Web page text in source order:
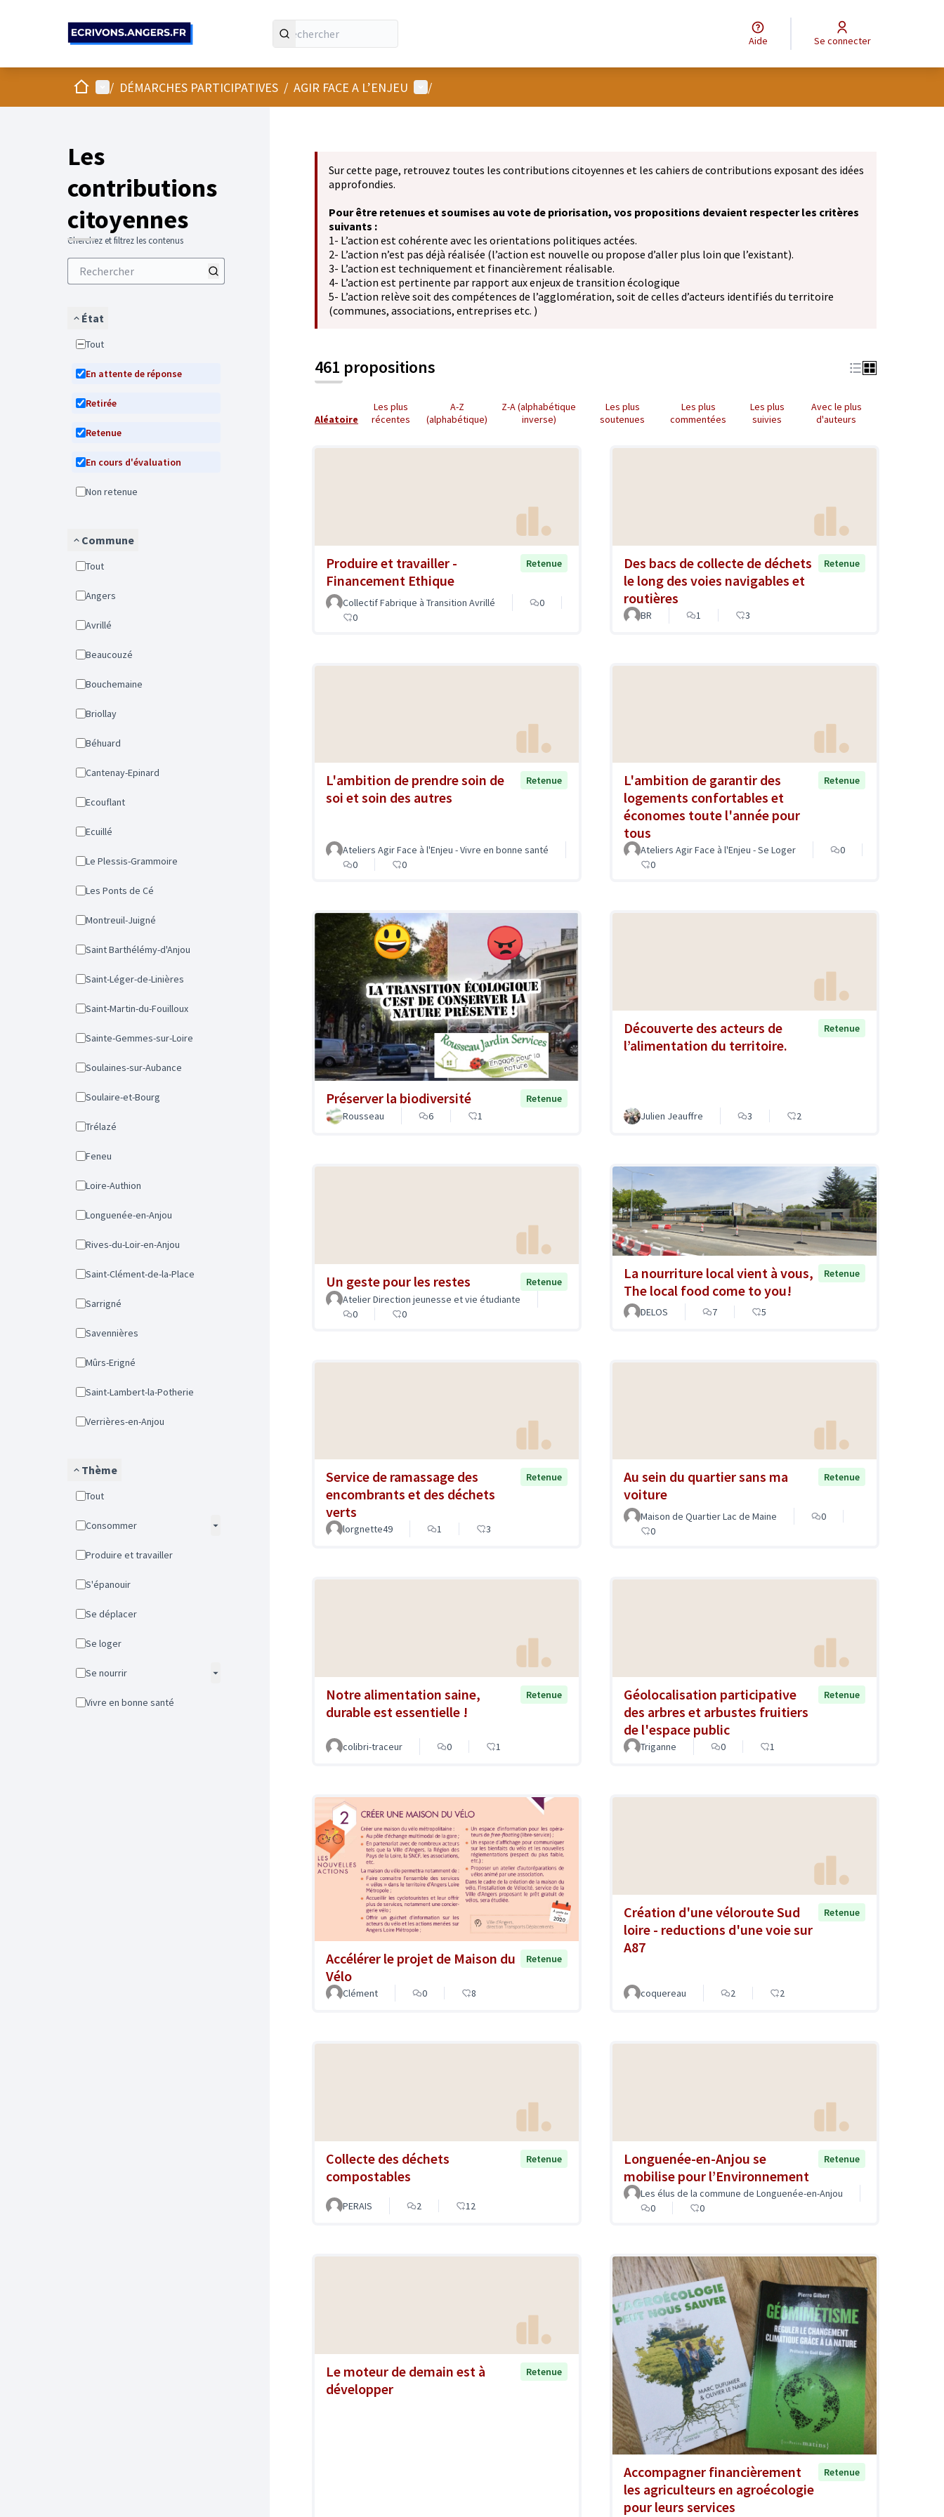
Aide Se connecter
AccueilMenu principal
/ DÉMARCHES PARTICIPATIVES / AGIR FACE A L’ENJEU Menu utilisateur
/
Les
contributions
citoyennes
Cherchez et filtrez les contenus
État
Tout
En attente de réponse
Retirée
Retenue
En cours d'évaluation
Non retenue
Commune
Tout
Angers
Avrillé
Beaucouzé
Bouchemaine
Briollay
Béhuard
Cantenay-Epinard
Ecouflant
Ecuillé
Le Plessis-Grammoire
Les Ponts de Cé
Montreuil-Juigné
Saint Barthélémy-d'Anjou
Saint-Léger-de-Linières
Saint-Martin-du-Fouilloux
Sainte-Gemmes-sur-Loire
Soulaines-sur-Aubance
Soulaire-et-Bourg
Trélazé
Feneu
Loire-Authion
Longuenée-en-Anjou
Rives-du-Loir-en-Anjou
Saint-Clément-de-la-Place
Sarrigné
Savennières
Mûrs-Erigné
Saint-Lambert-la-Potherie
Verrières-en-Anjou
Thème
Tout
Consommer
Produire et travailler
S'épanouir
Se déplacer
Se loger
Se nourrir
Vivre en bonne santé
Sur cette page, retrouvez toutes les contributions citoyennes et les cahiers de contributions exposant des idées
approfondies.
Pour être retenues et soumises au vote de priorisation, vos propositions devaient respecter les critères
suivants :
1- L’action est cohérente avec les orientations politiques actées.
2- L’action n’est pas déjà réalisée (l’action est nouvelle ou propose d’aller plus loin que l’existant).
3- L’action est techniquement et financièrement réalisable.
4- L’action est pertinente par rapport aux enjeux de transition écologique
5- L’action relève soit des compétences de l’agglomération, soit de celles d’acteurs identifiés du territoire
(communes, associations, entreprises etc. )
461 propositions
Aléatoire
Les plus
récentes
A-Z
(alphabétique)
Z-A (alphabétique
inverse)
Les plus
soutenues
Les plus
commentées
Les plus
suivies
Avec le plus
d'auteurs
Produire et travailler -
Financement Ethique
Retenue
Collectif Fabrique à Transition Avrillé
0
0
Des bacs de collecte de déchets
le long des voies navigables et
routières
Retenue
BR 1 3
L'ambition de prendre soin de
soi et soin des autres
Retenue
Ateliers Agir Face à l'Enjeu - Vivre en bonne santé
0
0
L'ambition de garantir des
logements confortables et
économes toute l'année pour
tous
Retenue
Ateliers Agir Face à l'Enjeu - Se Loger
0
0
Préserver la biodiversité
Retenue
Rousseau
6 1
Découverte des acteurs de
l’alimentation du territoire.
Retenue
Julien Jeauffre 3 2
Un geste pour les restes
Retenue
Atelier Direction jeunesse et vie étudiante
0
0
La nourriture local vient à vous,
The local food come to you!
Retenue
DELOS 7 5
Service de ramassage des
encombrants et des déchets
verts
Retenue
lorgnette49 1 3
Au sein du quartier sans ma
voiture
Retenue
Maison de Quartier Lac de Maine
0
0
Notre alimentation saine,
durable est essentielle !
Retenue
colibri-traceur 0 1
Géolocalisation participative
des arbres et arbustes fruitiers
de l'espace public
Retenue
Triganne 0 1
Accélérer le projet de Maison du
Vélo
Retenue
Clément 0 8
Création d'une véloroute Sud
loire - reductions d'une voie sur
A87
Retenue
coquereau 2 2
Collecte des déchets
compostables
Retenue
PERAIS 2 12
Longuenée-en-Anjou se
mobilise pour l’Environnement
Retenue
Les élus de la commune de Longuenée-en-Anjou
0
0
Le moteur de demain est à
développer
Retenue
Accompagner financièrement
les agriculteurs en agroécologie
pour leurs services
Retenue